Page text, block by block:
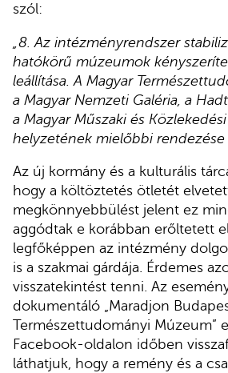
szól:
„8. Az intézményrendszer
hatókörű múzeumok
leállítása. A Magyar
a Magyar Nemzeti Galéria, a
a Magyar Műszaki és
helyzetének mielőbbi rendezése
Az új kormány és a kulturális
hogy a költöztetés ötletét
megkönnyebbülést jelent ez
aggódtak e korábban erőltetett
legfőképpen az intézmény
is a szakmai gárdája. Érdemes
visszatekintést tenni. Az
dokumentáló „Maradjon
Természettudományi Múzeum”
Facebook-oldalon időben
láthatjuk, hogy a remény és a